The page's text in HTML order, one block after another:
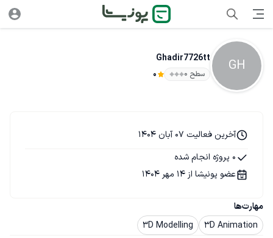
GH
Ghadir7726tt
سطح ۰ 0
مهارت‌ها
3D Animation
3D Modelling
آخرین فعالیت 07 آبان 1404
0 پروژه انجام شده
عضو پونیشا از 14 مهر 1404